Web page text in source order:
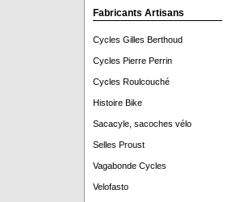
Fabricants Artisans
Cycles Gilles Berthoud
Cycles Pierre Perrin
Cycles Roulcouché
Histoire Bike
Sacacyle, sacoches vélo
Selles Proust
Vagabonde Cycles
Velofasto